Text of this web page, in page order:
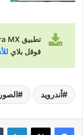
قوقل بلاي
أندرويد
لينكدإن